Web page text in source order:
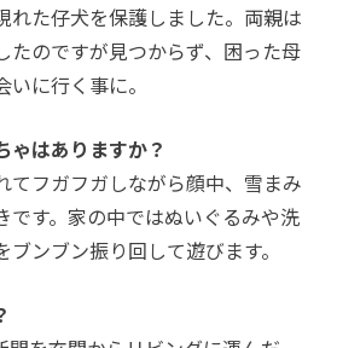
れた仔犬を保護しました。両親は
たのですが見つからず、困った母
に行く事に。
はありますか？
てフガフガしながら顔中、雪まみ
です。家の中ではぬいぐるみや洗
ンブン振り回して遊びます。